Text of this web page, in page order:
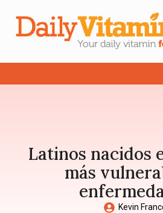
Latinos nacidos
más
Kevin